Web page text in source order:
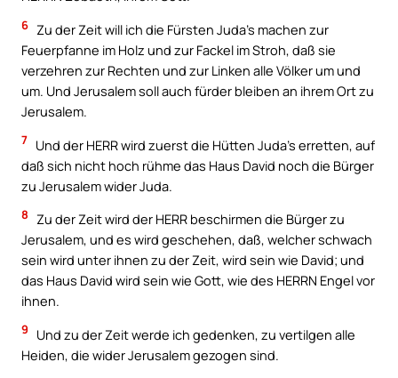
6 Zu der Zeit will ich die Fürsten Juda’s machen zur
Feuerpfanne im Holz und zur Fackel im Stroh, daß sie
verzehren zur Rechten und zur Linken alle Völker um und
um. Und Jerusalem soll auch fürder bleiben an ihrem Ort zu
Jerusalem.
7 Und der HERR wird zuerst die Hütten Juda’s erretten, auf
daß sich nicht hoch rühme das Haus David noch die Bürger
zu Jerusalem wider Juda.
8 Zu der Zeit wird der HERR beschirmen die Bürger zu
Jerusalem, und es wird geschehen, daß, welcher schwach
sein wird unter ihnen zu der Zeit, wird sein wie David; und
das Haus David wird sein wie Gott, wie des HERRN Engel vor
ihnen.
9
Und zu der Zeit werde ich gedenken, zu vertilgen alle
Heiden, die wider Jerusalem gezogen sind.